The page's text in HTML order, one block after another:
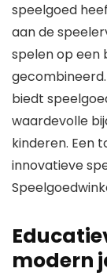
speelgoed
aan de
spelen op een
biedt
waardevolle
kinderen. Een
innovatieve
modern